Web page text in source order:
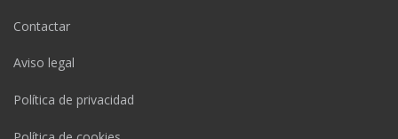
Contactar
Aviso legal
Política de privacidad